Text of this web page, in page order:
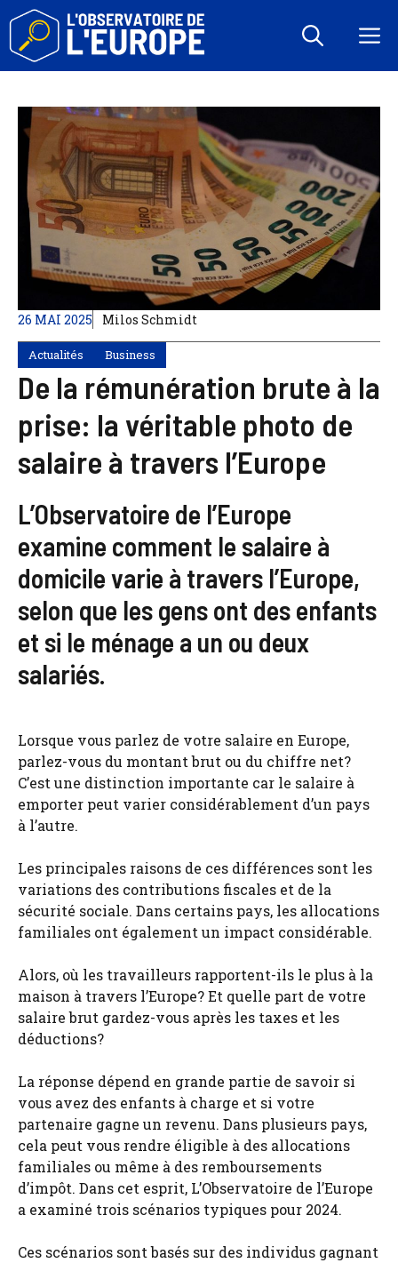
Aller
contenu
26 MAI 2025 Milos Schmidt
Actualités Business
De la rémunération brute à la
prise: la véritable photo de
salaire à travers l’Europe
L’Observatoire de l’Europe
examine comment le salaire à
domicile varie à travers l’Europe,
selon que les gens ont des enfants
et si le ménage a un ou deux
salariés.
Lorsque vous parlez de votre salaire en Europe,
parlez-vous du montant brut ou du chiffre net?
C’est une distinction importante car le salaire à
emporter peut varier considérablement d’un pays
à l’autre.
Les principales raisons de ces différences sont les
variations des contributions fiscales et de la
sécurité sociale. Dans certains pays, les allocations
familiales ont également un impact considérable.
Alors, où les travailleurs rapportent-ils le plus à la
maison à travers l’Europe? Et quelle part de votre
salaire brut gardez-vous après les taxes et les
déductions?
La réponse dépend en grande partie de savoir si
vous avez des enfants à charge et si votre
partenaire gagne un revenu. Dans plusieurs pays,
cela peut vous rendre éligible à des allocations
familiales ou même à des remboursements
d’impôt. Dans cet esprit, L’Observatoire de l’Europe
a examiné trois scénarios typiques pour 2024.
Ces scénarios sont basés sur des individus gagnant